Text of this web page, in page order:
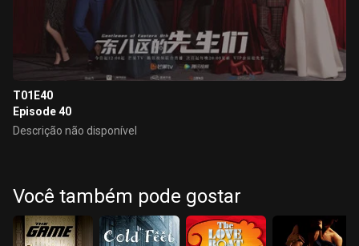
T01E40
Episode 40
Descrição não disponível
Você também pode gostar